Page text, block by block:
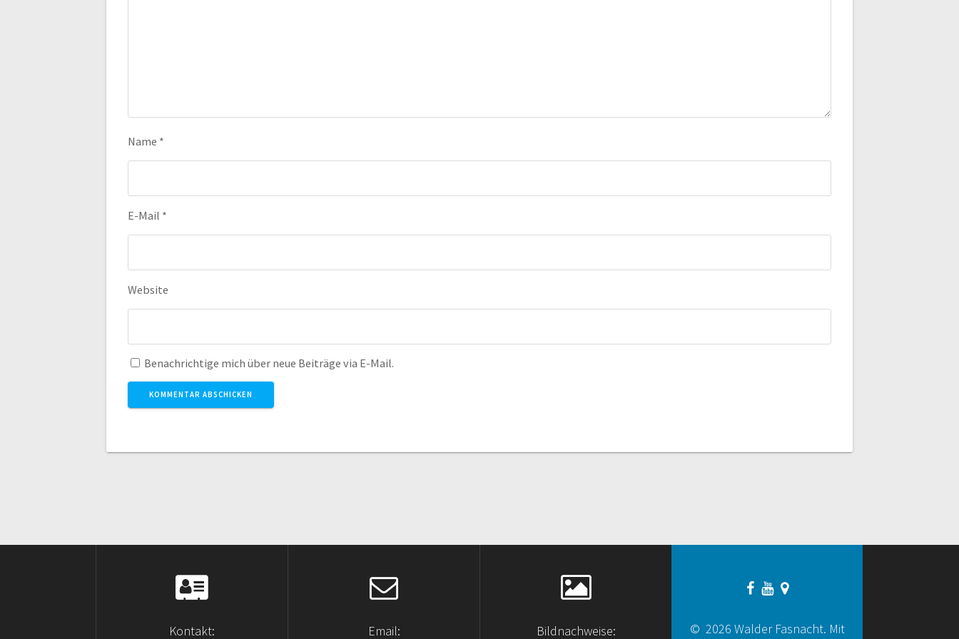
Name *
E-Mail *
Website
Benachrichtige mich über neue Beiträge via E-Mail.
Kontakt: Email: Bildnachweise: © 2026 Walder Fasnacht. Mit